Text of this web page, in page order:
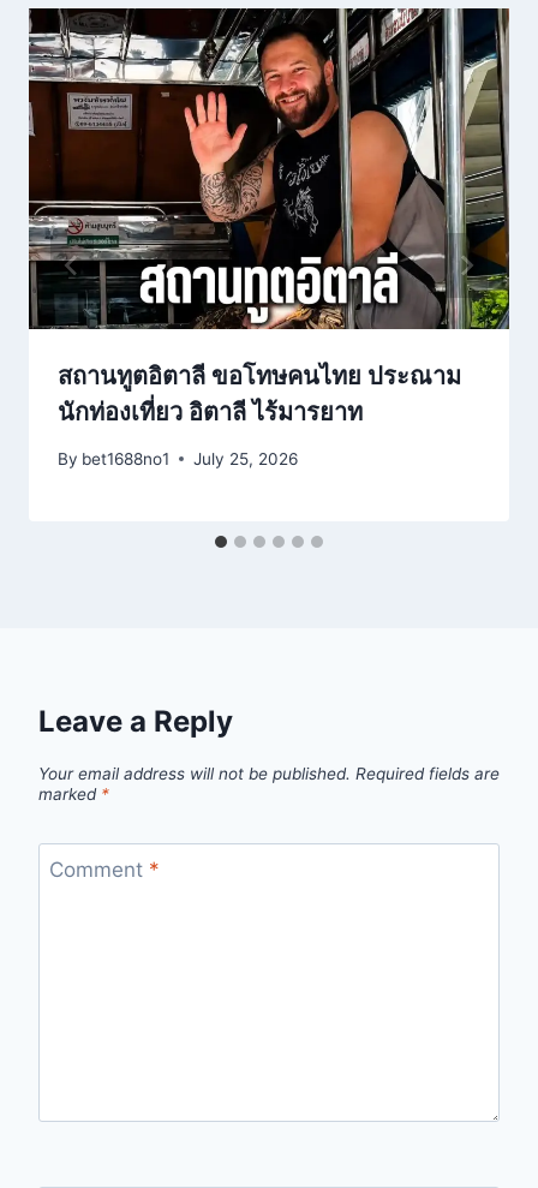
สถานทูตอิตาลี ขอโทษคนไทย ประณาม
นักท่องเที่ยว อิตาลี ไร้มารยาท
By bet1688no1 July 25, 2026
Leave a Reply
Your email address will not be published. Required fields are
marked *
Comment *